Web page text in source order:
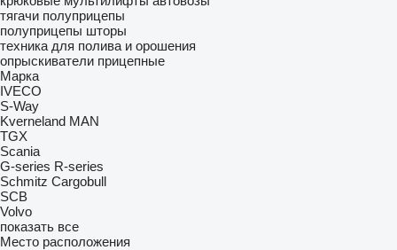
тягачи полуприцепы
полуприцепы шторы
техника для полива и орошения
опрыскиватели прицепные
Марка
IVECO
S-Way
Kverneland MAN
TGX
Scania
G-series R-series
Schmitz Cargobull
SCB
Volvo
показать все
Место расположения